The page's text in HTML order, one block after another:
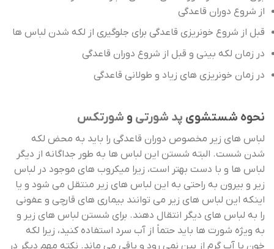
از شروع دوران قاعدگی
قبل از شروع خونریزی قاعدگی برای جلوگیری از لکه شدن لباس ها
در زمان لکه بینی و قبل از شروع دوران قاعدگی
در زمان خونریزی های زیاد و طولانی قاعدگی
نحوه شستشوی پد شورتی و شورتکس
لباس های زیر مخصوص دوران قاعدگی را باید به محض لکه
شدن شست. البته شستن این لباس ها به طور جداگانه از دیگر
لباس ها و با دست بهتر است، زیرا میکروب های موجود در لباس
زیر و بیرون به راحتی به این لباس های زیر منتقل می شود و یا
اینکه این لباس های زیر می توانند بیماری های قارچی و عفونی
را به لباس های دیگر انتقال دهند. برای شستن لباس های زیر و
به ویژه شورت ها باید حتماً از آب سرد استفاده کنید، زیرا لکه
خون با آب گرم از بین نمی رود و باقی می ماند. نکته مهم دیگر در